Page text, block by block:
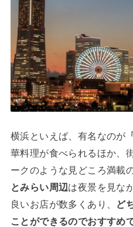
横浜といえば、有名なのが
華料理が食べられるほか、
ークのような見どころ満載
とみらい周辺は夜景を見な
良いお店が数多くあり、 ど
ことができるのでおすすめ